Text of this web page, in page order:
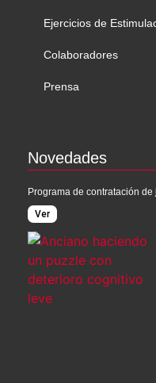
Ejercicios de
Colaboradores
Prensa
Novedades
Programa de contratación
Ver